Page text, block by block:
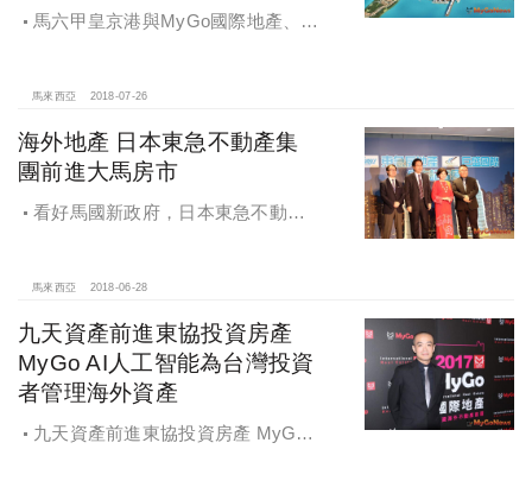
馬六甲皇京港與MyGo國際地產、九
馬來西亞 2018-07-26
海外地產 日本東急不動產集
團前進大馬房市
看好馬國新政府，日本東急不動產
馬來西亞 2018-06-28
九天資產前進東協投資房產
MyGo AI人工智能為台灣投資
者管理海外資產
九天資產前進東協投資房產 MyGo